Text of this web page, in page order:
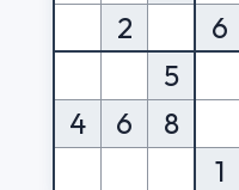
2
6
5
4
6 8
1